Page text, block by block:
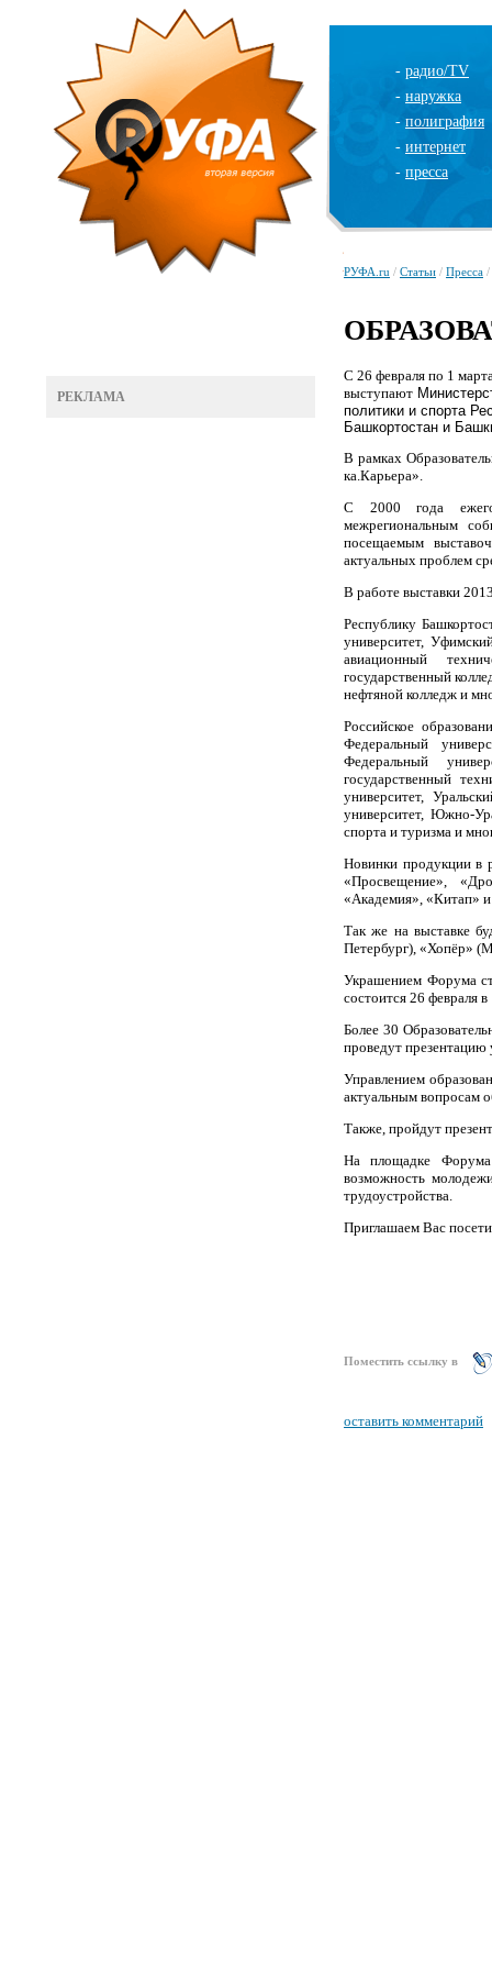
- радио/TV
- наружка
- полиграфия
- интернет
- пресса
РЕКЛАМА
РУФА.ru / Статьи / Пресса
С 26 февраля по 1
выступают
политики и спорта
Башкортостан и
В рамках
ка.Карьера».
С 2000 года
межрегиональным
посещаемым
актуальных проблем
В работе выставки
Республику
университет,
авиационный
государственный
нефтяной колледж и
Российское
Федеральный
Федеральный
государственный
университет,
университет, Южно-
спорта и туризма и
Новинки продукции в
«Просвещение»,
«Академия», «Китап» и
Так же на выставке
Петербург), «Хопёр»
Украшением Форума
состоится 26 февраля
Более 30
проведут презентацию
Управлением
актуальным вопросам
Также, пройдут
На площадке Форума
возможность
трудоустройства.
Приглашаем Вас
Поместить ссылку в
оставить комментарий